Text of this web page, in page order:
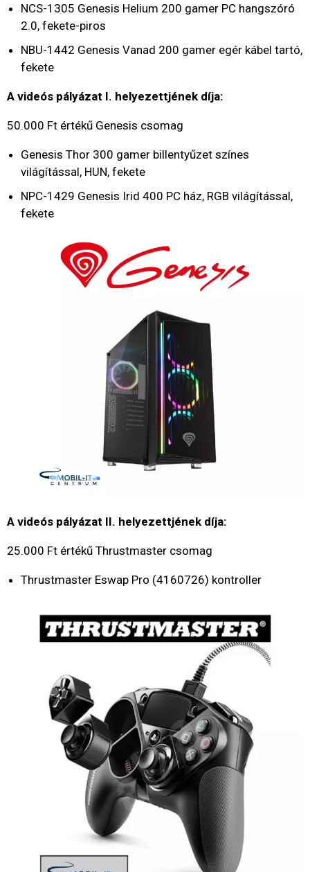
NCS-1305 Genesis Helium 200 gamer PC hangszóró
2.0, fekete-piros
NBU-1442 Genesis Vanad 200 gamer egér kábel tartó,
fekete
A videós pályázat I. helyezettjének díja:
50.000 Ft értékű Genesis csomag
Genesis Thor 300 gamer billentyűzet színes
világítással, HUN, fekete
NPC-1429 Genesis Irid 400 PC ház, RGB világítással,
fekete
A videós pályázat II. helyezettjének díja:
25.000 Ft értékű Thrustmaster csomag
Thrustmaster Eswap Pro (4160726) kontroller